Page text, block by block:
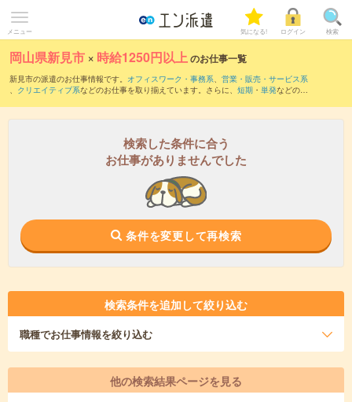
メニュー 気になる! ログイン 検索
岡山県新見市 × 時給1250円以上のお仕事一覧
新見市の派遣のお仕事情報です。 オフィスワーク・事務系、 営業・販売・サービス系
、 クリエイティブ系などのお仕事を取り揃えています。さらに、 短期 ・ 単発などの期
検索した条件に合う
お仕事がありませんでした
条件を変更して再検索
検索条件を追加して絞り込む
職種でお仕事情報を絞り込む
他の検索結果ページを見る